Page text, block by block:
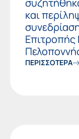
και
Επιτροπής
ΠΕΡΙΣΣΟΤΕΡΑ